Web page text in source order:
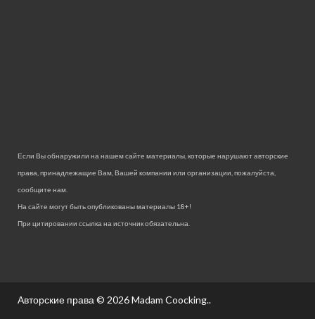
Если Вы обнаружили на нашем сайте материалы, которые нарушают авторские
права, принадлежащие Вам, Вашей компании или организации, пожалуйста,
сообщите нам.
На сайте могут быть опубликованы материалы 18+!
При цитировании ссылка на источник обязательна.
Авторские права © 2026Madam Coocking..